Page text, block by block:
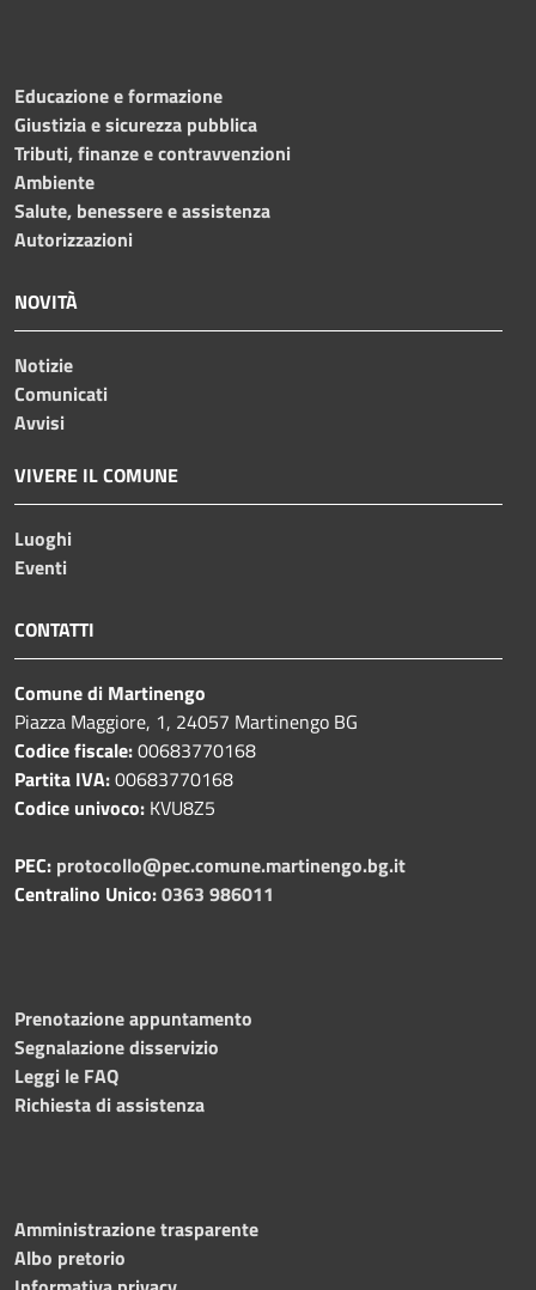
Educazione e formazione
Giustizia e sicurezza pubblica
Tributi, finanze e contravvenzioni
Ambiente
Salute, benessere e assistenza
Autorizzazioni
NOVITÀ
Notizie
Comunicati
Avvisi
VIVERE IL COMUNE
Luoghi
Eventi
CONTATTI
Comune di Martinengo
Piazza Maggiore, 1, 24057 Martinengo BG
Codice fiscale:00683770168
Partita IVA:00683770168
Codice univoco: KVU8Z5
PEC: protocollo@pec.comune.martinengo.bg.it
Centralino Unico:0363 986011
Prenotazione appuntamento
Segnalazione disservizio
Leggi le FAQ
Richiesta di assistenza
Amministrazione trasparente
Albo pretorio